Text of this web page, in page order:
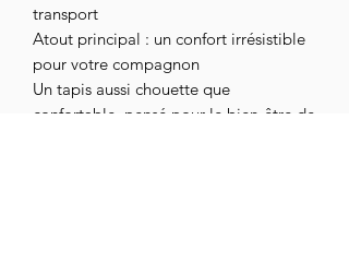
transport
Atout principal : un confort irrésistible
pour votre compagnon
Un tapis aussi chouette que
confortable, pensé pour le bien-être de